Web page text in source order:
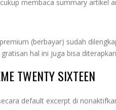
membaca summary artikel
(berbayar) sudah
hal ini juga bisa
TWENTY SIXTEEN
default excerpt di